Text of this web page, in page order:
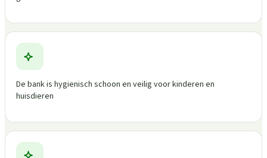
De bank is hygienisch schoon en veilig voor kinderen en
huisdieren